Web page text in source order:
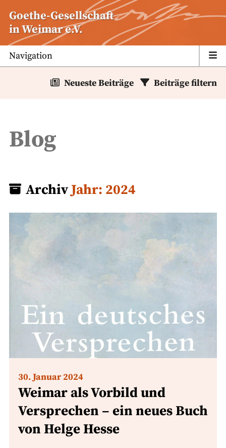
Inhalt
springen
Goethe-Gesellschaft
in Weimar e.V.
Navigation
Neueste Beiträge Beiträge filtern
Blog
ArchivJahr: 2024
30. Januar 2024
Weimar als Vorbild und
Versprechen – ein neues Buch
von Helge Hesse